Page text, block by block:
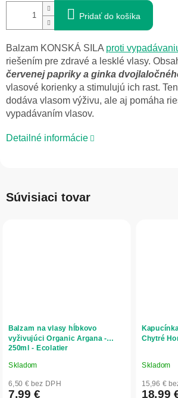
Pridať do košíka
Balzam KONSKÁ SILA proti
riešením pre zdravé a lesklé vlasy.
červenej papriky a ginka
vlasové korienky a stimulujú ich rast.
dodáva vlasom výživu, ale aj pomáha
vypadávaním vlasov.
Detailné informácie
Súvisiaci tovar
Balzam na vlasy hĺbkovo
vyživujúci Organic Argana -
250ml - Ecolatier
Priemerné
hodnotenie
produktu
Skladom
6,50 € bez DPH
7,99 €
Chytré
produktu
Skladom
15,96 €
18,99